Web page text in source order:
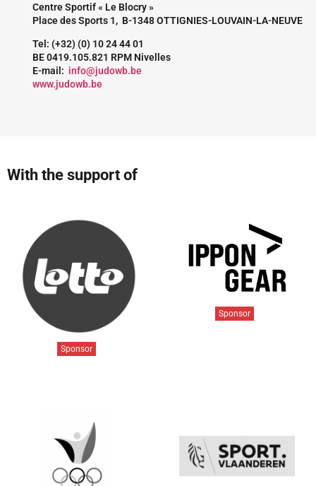
Centre Sportif « Le Blocry »
Place des Sports 1, B-1348 OTTIGNIES-LOUVAIN-LA-NEUVE
Tel: (+32) (0) 10 24 44 01
BE 0419.105.821 RPM Nivelles
E-mail: info@judowb.be
www.judowb.be
With the support of
Sponsor
Sponsor